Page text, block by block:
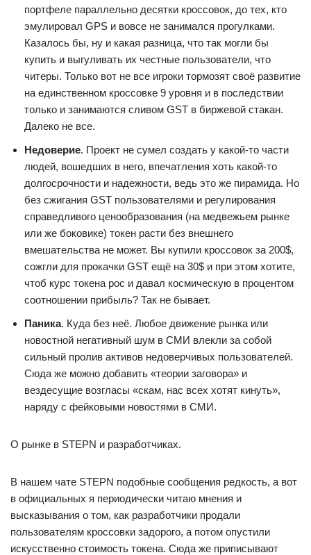
портфеле параллельно десятки кроссовок, до тех, кто
эмулировал GPS и вовсе не занимался прогулками.
Казалось бы, ну и какая разница, что так могли бы
купить и выгуливать их честные пользователи, что
читеры. Только вот не все игроки тормозят своё развитие
на единственном кроссовке 9 уровня и в последствии
только и занимаются сливом GST в биржевой стакан.
Далеко не все.
Недоверие. Проект не сумел создать у какой-то части
людей, вошедших в него, впечатления хоть какой-то
долгосрочности и надежности, ведь это же пирамида. Но
без сжигания GST пользователями и регулирования
справедливого ценообразования (на медвежьем рынке
или же боковике) токен расти без внешнего
вмешательства не может. Вы купили кроссовок за 200$,
сожгли для прокачки GST ещё на 30$ и при этом хотите,
чтоб курс токена рос и давал космическую в процентом
соотношении прибыль? Так не бывает.
Паника. Куда без неё. Любое движение рынка или
новостной негативный шум в СМИ влекли за собой
сильный пролив активов недоверчивых пользователей.
Сюда же можно добавить «теории заговора» и
вездесущие возгласы «скам, нас всех хотят кинуть»,
наряду с фейковыми новостями в СМИ.
О рынке в STEPN и разработчиках.
В нашем чате STEPN подобные сообщения редкость, а вот
в официальных я периодически читаю мнения и
высказывания о том, как разработчики продали
пользователям кроссовки задорого, а потом опустили
искусственно стоимость токена. Сюда же приписывают